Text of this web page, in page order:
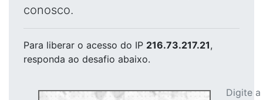
conosco.
Para liberar o acesso do IP 216.73.217.21,
responda ao desafio abaixo.
Digite